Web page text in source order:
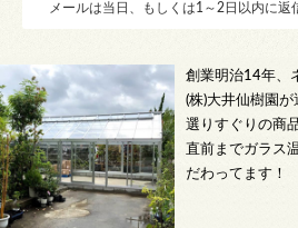
メールは当日、もしくは1～2日以内に返
創業明治14年、
(株)大井仙樹園が
選りすぐりの商
直前までガラス
だわってます！